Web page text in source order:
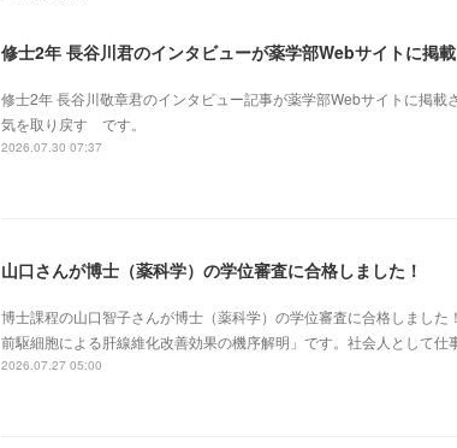
修士2年 長谷川君のインタビューが薬学部Webサイトに掲載
修士2年 長谷川敬章君のインタビュー記事が薬学部Webサイトに掲
気を取り戻す です。
2026.07.30 07:37
山口さんが博士（薬科学）の学位審査に合格しました！
博士課程の山口智子さんが博士（薬科学）の学位審査に合格しまし
前駆細胞による肝線維化改善効果の機序解明」です。社会人として
2026.07.27 05:00